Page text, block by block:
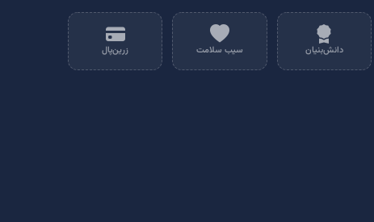
دانش‌بنیان سیب سلامت زرین‌پال